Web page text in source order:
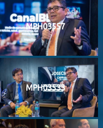
MPH03557
MPH03533